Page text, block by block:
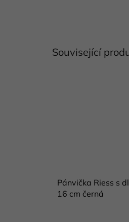
Související
Pánvička Riess s
16 cm černá